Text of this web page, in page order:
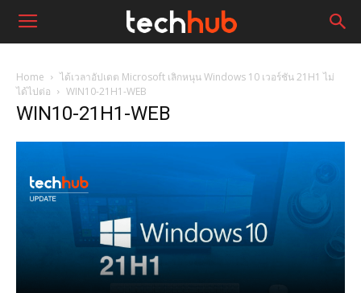
Home
ได้เวลาอัปเดต Microsoft เลิกหนุน Windows 10 เวอร์ชัน 21H1 ไม่
ได้ไปต่อ
WIN10-21H1-WEB
WIN10-21H1-WEB